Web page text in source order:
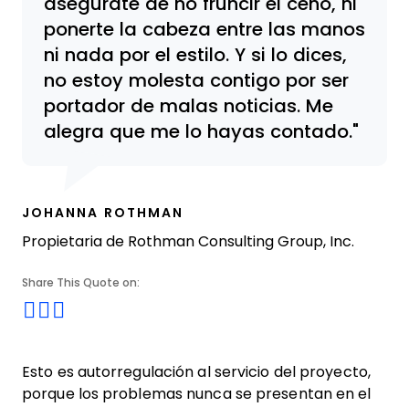
ponerte la cabeza entre las manos
ni nada por el estilo. Y si lo dices,
no estoy molesta contigo por ser
portador de malas noticias. Me
alegra que me lo hayas contado.
Share This Quote on:
Share on Twitter
Share on LinkedIn
JOHANNA ROTHMAN
Propietaria de Rothman Consulting Group, Inc.
Esto es autorregulación al servicio del proyecto,
porque los problemas nunca se presentan en el